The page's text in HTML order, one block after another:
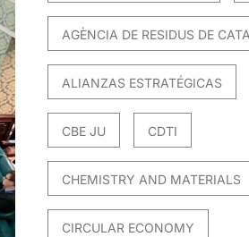
AGÈNCIA DE RESIDUS DE
ALIANZAS ESTRATÉGICAS
CBE JU CDTI
CHEMISTRY AND MATERIALS
CIRCULAR ECONOMY